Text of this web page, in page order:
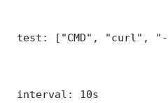
test: ["CMD", "curl",
interval: 10s